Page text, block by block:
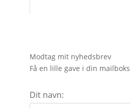
Modtag mit nyhedsbrev
Få en lille gave i din mailboks
Dit navn: